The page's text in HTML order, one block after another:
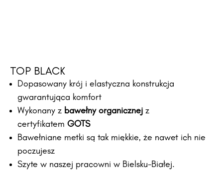
TOP BLACK
Dopasowany krój i elastyczna konstrukcja
gwarantująca komfort
Wykonany z bawełny organicznej z
certyfikatem GOTS
Bawełniane metki są tak miękkie, że nawet ich nie
poczujesz
Szyte w naszej pracowni w Bielsku-Białej.